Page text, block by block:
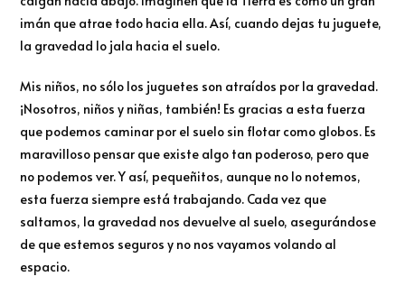
imán que atrae todo hacia ella. Así, cuando dejas tu juguete,
la gravedad lo jala hacia el suelo.
Mis niños, no sólo los juguetes son atraídos por la gravedad.
¡Nosotros, niños y niñas, también! Es gracias a esta fuerza
que podemos caminar por el suelo sin flotar como globos. Es
maravilloso pensar que existe algo tan poderoso, pero que
no podemos ver. Y así, pequeñitos, aunque no lo notemos,
esta fuerza siempre está trabajando. Cada vez que
saltamos, la gravedad nos devuelve al suelo, asegurándose
de que estemos seguros y no nos vayamos volando al
espacio.